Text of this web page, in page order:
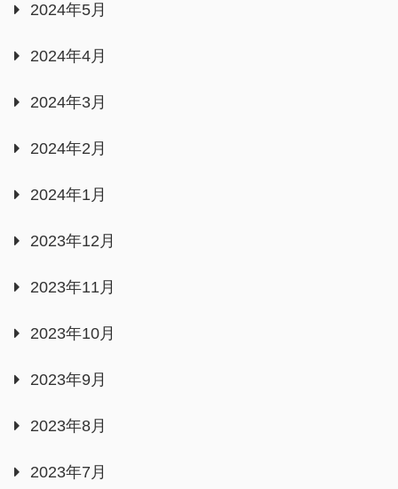
2024年5月
2024年4月
2024年3月
2024年2月
2024年1月
2023年12月
2023年11月
2023年10月
2023年9月
2023年8月
2023年7月